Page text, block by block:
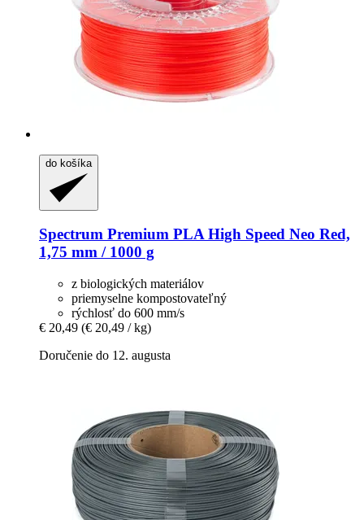
do košíka
Spectrum Premium PLA High Speed Neo Red,
1,75 mm / 1000 g
z biologických materiálov
priemyselne kompostovateľný
rýchlosť do 600 mm/s
€ 20,49 (€ 20,49 / kg)
Doručenie do 12. augusta